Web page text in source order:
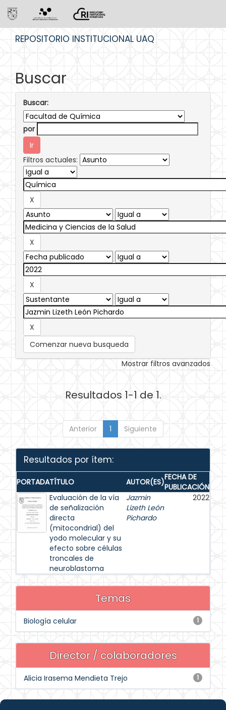
REPOSITORIO INSTITUCIONAL UAQ
Buscar
Buscar:
por
Filtros actuales:
Comenzar nueva busqueda
Mostrar filtros avanzados
Resultados 1-1 de 1.
Anterior 1 Siguiente
Resultados por ítem:
PORTADATÍTULO AUTOR(ES)FECHA DE
PUBLICACIÓN
Evaluación de la vía
de señalización
directa
(mitocondrial) del
yodo molecular y su
efecto sobre células
troncales de
neuroblastoma
Jazmin
Lizeth León
Pichardo
2022
Temas
1
Biología celular
Director / colaboradores
1
Alicia Irasema Mendieta Trejo